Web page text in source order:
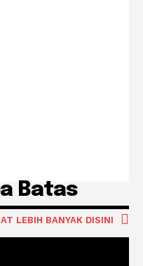
Batas
LEBIH BANYAK DISINI